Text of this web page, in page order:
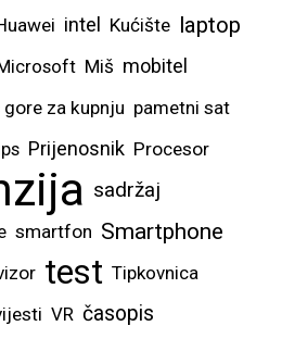
intel Kućište laptop
Miš mobitel
gore za kupnju pametni sat
Prijenosnik Procesor
sadržaj
smartfon Smartphone
test Tipkovnica
VR časopis